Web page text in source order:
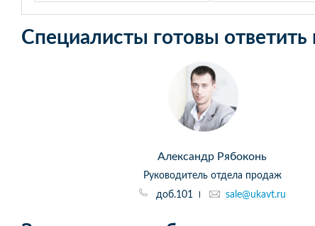
Специалисты готовы
Александр Рябоконь
Руководитель отдела продаж
доб.101
sale@ukavt.ru